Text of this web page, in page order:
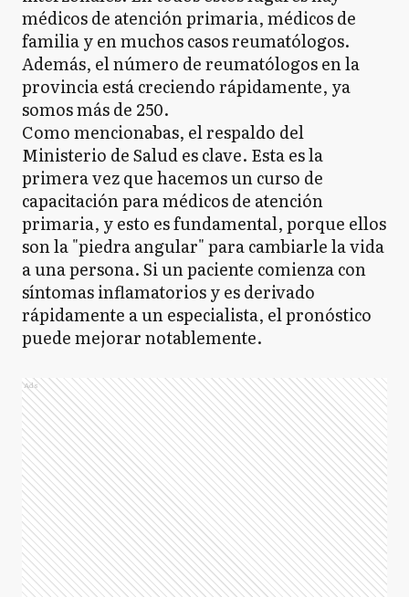
médicos de atención primaria, médicos de
familia y en muchos casos reumatólogos.
Además, el número de reumatólogos en la
provincia está creciendo rápidamente, ya
somos más de 250.
Como mencionabas, el respaldo del
Ministerio de Salud es clave. Esta es la
primera vez que hacemos un curso de
capacitación para médicos de atención
primaria, y esto es fundamental, porque ellos
son la "piedra angular" para cambiarle la vida
a una persona. Si un paciente comienza con
síntomas inflamatorios y es derivado
rápidamente a un especialista, el pronóstico
puede mejorar notablemente.
Ads